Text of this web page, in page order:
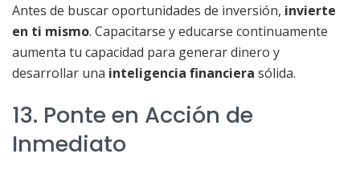
Antes de buscar oportunidades de inversión, invierte
en ti mismo. Capacitarse y educarse continuamente
aumenta tu capacidad para generar dinero y
desarrollar una inteligencia financiera sólida.
13. Ponte en Acción de
Inmediato